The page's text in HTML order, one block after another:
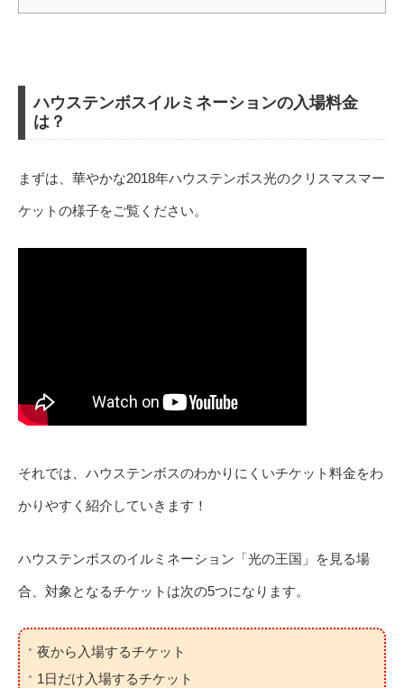
ハウステンボスイルミネーションの入場料金
は？
まずは、華やかな2018年ハウステンボス光のクリスマスマー
ケットの様子をご覧ください。
それでは、ハウステンボスのわかりにくいチケット料金をわ
かりやすく紹介していきます！
ハウステンボスのイルミネーション「光の王国」を見る場
合、対象となるチケットは次の5つになります。
夜から入場するチケット
1日だけ入場するチケット